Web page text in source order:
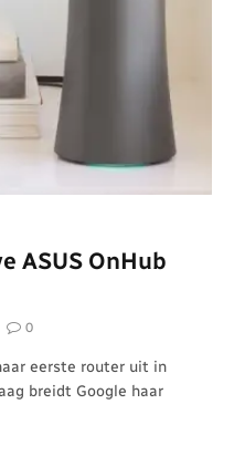
ASUS OnHub
0
eerste router uit in
breidt Google haar